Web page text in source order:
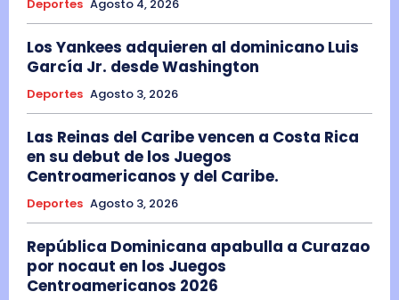
Deportes Agosto 4, 2026
Los Yankees adquieren al dominicano Luis
García Jr. desde Washington
Deportes Agosto 3, 2026
Las Reinas del Caribe vencen a Costa Rica
en su debut de los Juegos
Centroamericanos y del Caribe.
Deportes Agosto 3, 2026
República Dominicana apabulla a Curazao
por nocaut en los Juegos
Centroamericanos 2026